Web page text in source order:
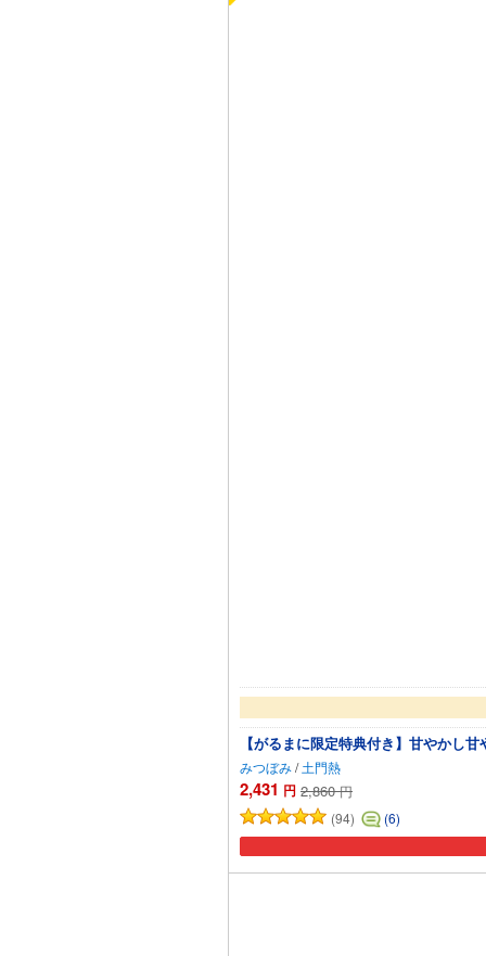
【がるまに限定特典付き】甘やかし
みつぼみ/土門熱
2,431 円 2,860 円
(94)
(6)